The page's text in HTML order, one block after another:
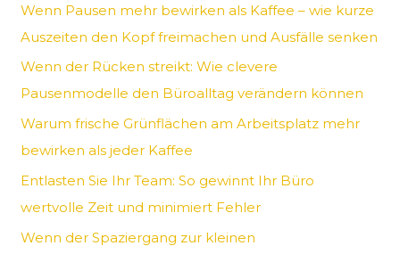
n
a
c
h
:
Wenn Pausen mehr bewirken als Kaffee – wie kurze
Auszeiten den Kopf freimachen und Ausfälle senken
Wenn der Rücken streikt: Wie clevere
Pausenmodelle den Büroalltag verändern können
Warum frische Grünflächen am Arbeitsplatz mehr
bewirken als jeder Kaffee
Entlasten Sie Ihr Team: So gewinnt Ihr Büro
wertvolle Zeit und minimiert Fehler
Wenn der Spaziergang zur kleinen